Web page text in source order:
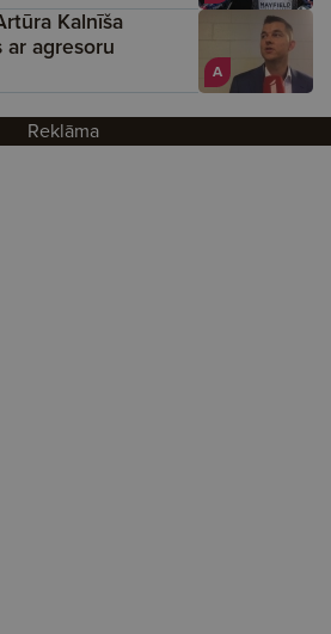
A
Kalnīša
ar agresoru
Reklāma